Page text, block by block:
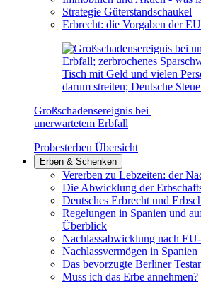
Strategie Güterstandschaukel
Erbrecht: die Vorgaben der EU
Großschadensereignis bei
unerwartetem Erbfall
Probesterben Übersicht
Erben & Schenken
Vererben zu Lebzeiten: der
Die Abwicklung der
Deutsches Erbrecht und
Regelungen in Spanien und
Überblick
Nachlassabwicklung nach
Nachlassvermögen in Spanien
Das bevorzugte Berliner
Muss ich das Erbe annehmen?